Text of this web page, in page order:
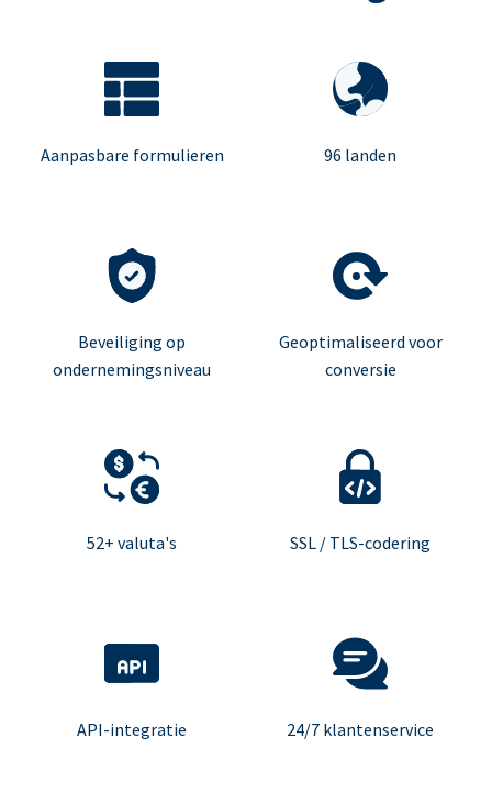
Aanpasbare formulieren 96 landen
Beveiliging op
ondernemingsniveau
Geoptimaliseerd voor
conversie
52+ valuta's SSL / TLS-codering
API-integratie 24/7 klantenservice